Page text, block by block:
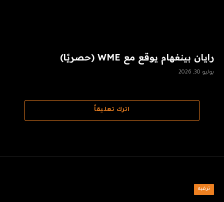
رايان بينغهام يوقع مع WME (حصريًا)
يوليو 30, 2026
اترك تعليقاً
ترفيه